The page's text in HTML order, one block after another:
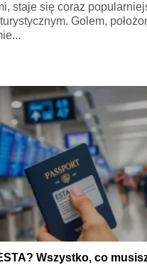
staje się coraz
Golem,
Wszystko, co